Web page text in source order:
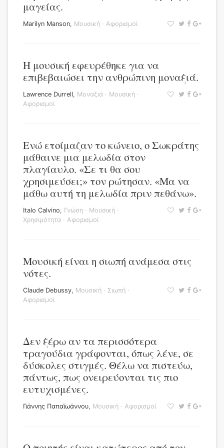
μαγείας.
Marilyn Manson, Μουσική · Αφορισμοί
Η μουσική εφευρέθηκε για να
επιβεβαιώσει την ανθρώπινη μοναξιά.
Lawrence Durrell, Μοναξιά · Μουσική ·
Αφορισμοί
Ενώ ετοίμαζαν το κώνειο, ο Σωκράτης
μάθαινε μια μελωδία στον
πλαγίαυλο. «Σε τι θα σου
χρησιμεύσει;» τον ρώτησαν. «Μα να
μάθω αυτή τη μελωδία πριν πεθάνω».
Italo Calvino, Γνώση · Μουσική ·
Χρησιμότητα · Αφορισμοί
Μουσική είναι η σιωπή ανάμεσα στις
νότες.
Claude Debussy, Μουσική · Σιωπή ·
Αφορισμοί
Δεν ξέρω αν τα περισσότερα
τραγούδια γράφονται, όπως λένε, σε
δύσκολες στιγμές. Θέλω να πιστεύω,
πάντως, πως ονειρεύονται τις πιο
ευτυχισμένες.
Γιάννης Παπαϊωάννου, Μουσική · Αφορισμοί